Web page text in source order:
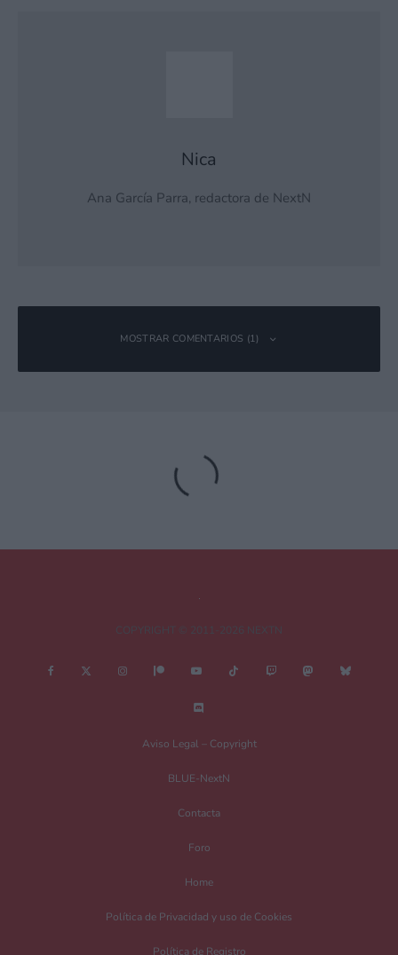
Nica
Ana García Parra, redactora de NextN
MOSTRAR COMENTARIOS (1)
Mmm… este tipo de juegos parece el tipo al que me
engancho unas semanas y el pobre se vuelve a quedar
Deja una respuesta
Tu dirección de correo electrónico no será publicada.
Aviso Legal – Copyright
BLUE-NextN
Contacta
Foro
Home
Política de Privacidad y uso de Cookies
Política de Registro